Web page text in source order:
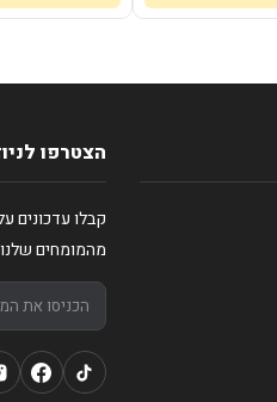
הצטרפו
קבלו עדכונים
מהמומחים שלנו